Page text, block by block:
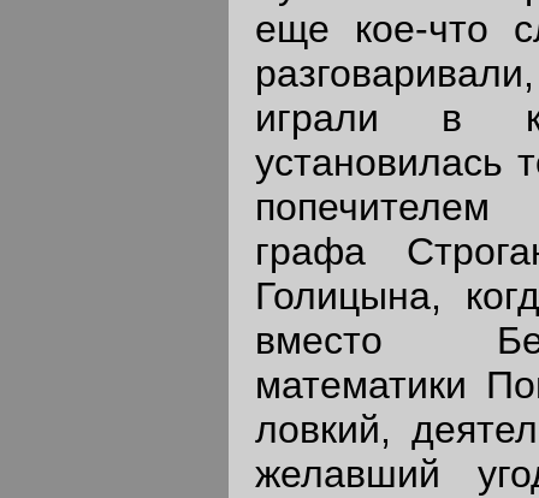
еще кое-что
играли в
установилась
попечителем
графа
Голицына,
вместо
математики
ловкий,
желавший